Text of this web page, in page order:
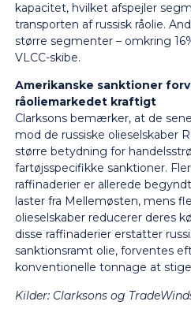
kapacitet, hvilket afspejler
transporten af russisk råolie.
større segmenter – omkring
VLCC-skibe.
Amerikanske sanktioner
råoliemarkedet kraftigt
Clarksons bemærker, at de
mod de russiske olieselskaber
større betydning for
fartøjsspecifikke sanktioner.
raffinaderier er allerede
laster fra Mellemøsten, mens
olieselskaber reducerer deres
disse raffinaderier erstatter
sanktionsramt olie, forventes
konventionelle tonnage at
Kilder: Clarksons og